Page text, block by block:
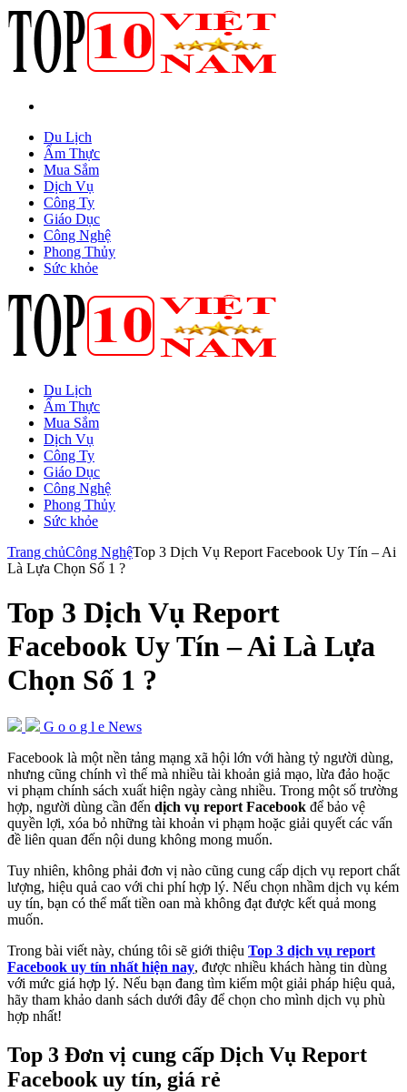
Du Lịch
Ẩm Thực
Mua Sắm
Dịch Vụ
Công Ty
Giáo Dục
Công Nghệ
Phong Thủy
Sức khỏe
Du Lịch
Ẩm Thực
Mua Sắm
Dịch Vụ
Công Ty
Giáo Dục
Công Nghệ
Phong Thủy
Sức khỏe
Trang chủCông NghệTop 3 Dịch Vụ Report Facebook Uy Tín – Ai
Là Lựa Chọn Số 1 ?
Top 3 Dịch Vụ Report
Facebook Uy Tín – Ai Là Lựa
Chọn Số 1 ?
G o o g l e News
Facebook là một nền tảng mạng xã hội lớn với hàng tỷ người dùng,
nhưng cũng chính vì thế mà nhiều tài khoản giả mạo, lừa đảo hoặc
vi phạm chính sách xuất hiện ngày càng nhiều. Trong một số trường
hợp, người dùng cần đến dịch vụ report Facebook để bảo vệ
quyền lợi, xóa bỏ những tài khoản vi phạm hoặc giải quyết các vấn
đề liên quan đến nội dung không mong muốn.
Tuy nhiên, không phải đơn vị nào cũng cung cấp dịch vụ report chất
lượng, hiệu quả cao với chi phí hợp lý. Nếu chọn nhầm dịch vụ kém
uy tín, bạn có thể mất tiền oan mà không đạt được kết quả mong
muốn.
Trong bài viết này, chúng tôi sẽ giới thiệu Top 3 dịch vụ report
Facebook uy tín nhất hiện nay, được nhiều khách hàng tin dùng
với mức giá hợp lý. Nếu bạn đang tìm kiếm một giải pháp hiệu quả,
hãy tham khảo danh sách dưới đây để chọn cho mình dịch vụ phù
hợp nhất!
Top 3 Đơn vị cung cấp Dịch Vụ Report
Facebook uy tín, giá rẻ